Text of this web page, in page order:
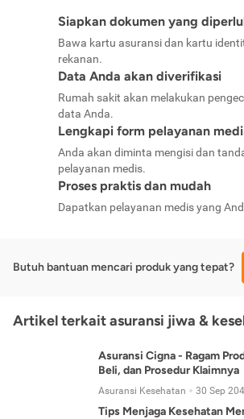
Siapkan dokumen yang
Bawa kartu asuransi dan kartu
rekanan.
Data Anda akan diverifikasi
Rumah sakit akan melakukan
data Anda.
Lengkapi form pelayanan
Anda akan diminta mengisi dan
pelayanan medis.
Proses praktis dan mudah
Dapatkan pelayanan medis yang
Butuh bantuan mencari produk yang tepat?
Artikel terkait asuransi jiwa &
Asuransi Cigna - Ragam
Beli, dan Prosedur Klaimnya
Asuransi Kesehatan 30 Sep
Tips Menjaga Kesehatan